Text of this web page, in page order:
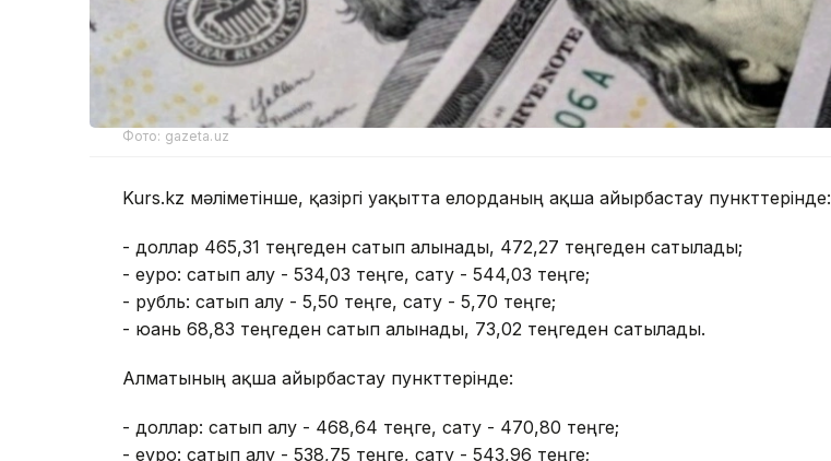
Фото: gazeta.uz
Kurs.kz мәліметінше, қазіргі уақытта елорданың ақша айырбастау пункттерінде:
- доллар 465,31 теңгеден сатып алынады, 472,27 теңгеден сатылады;
- еуро: сатып алу - 534,03 теңге, сату - 544,03 теңге;
- рубль: сатып алу - 5,50 теңге, сату - 5,70 теңге;
- юань 68,83 теңгеден сатып алынады, 73,02 теңгеден сатылады.
Алматының ақша айырбастау пункттерінде:
- доллар: сатып алу - 468,64 теңге, сату - 470,80 теңге;
- еуро: сатып алу - 538,75 теңге, сату - 543,96 теңге;